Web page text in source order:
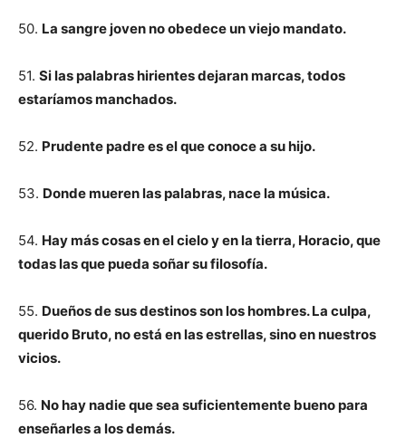
50. La sangre joven no obedece un viejo mandato.
51. Si las palabras hirientes dejaran marcas, todos
estaríamos manchados.
52. Prudente padre es el que conoce a su hijo.
53. Donde mueren las palabras, nace la música.
54. Hay más cosas en el cielo y en la tierra, Horacio, que
todas las que pueda soñar su filosofía.
55. Dueños de sus destinos son los hombres. La culpa,
querido Bruto, no está en las estrellas, sino en nuestros
vicios.
56. No hay nadie que sea suficientemente bueno para
enseñarles a los demás.